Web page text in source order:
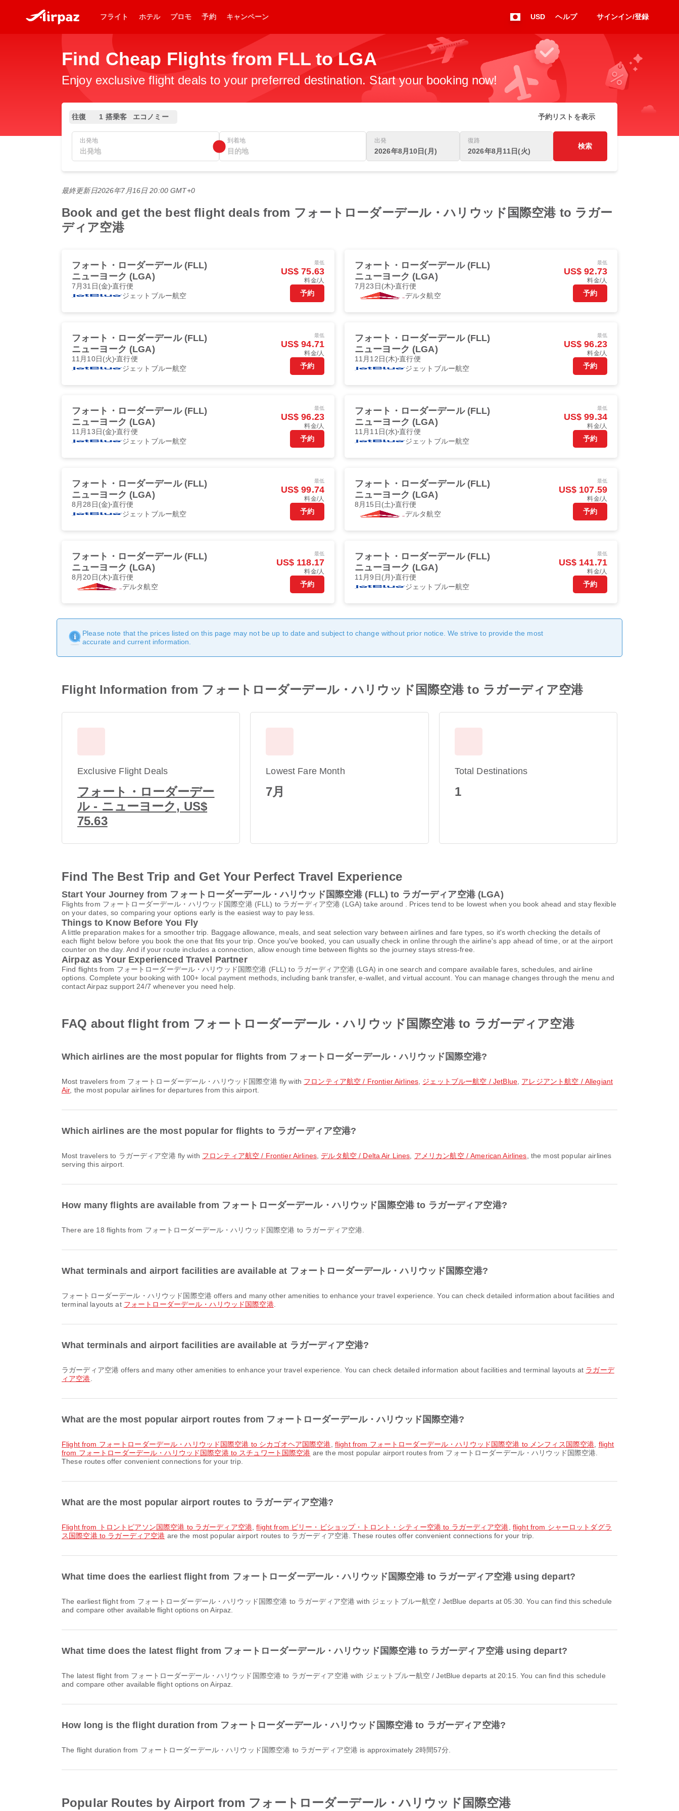
フライト ホテル プロモ 予約 キャンペーン USD ヘルプ サインイン/登録
Find Cheap Flights from FLL to LGA
Enjoy exclusive flight deals to your preferred destination. Start your booking now!
往復 1 搭乗客 エコノミー 予約リストを表示
出発地 到着地 出発
2026年8月10日(月)
復路
2026年8月11日(火)
検索
最終更新日2026年7月16日 20:00 GMT+0
Book and get the best flight deals from フォートローダーデール・ハリウッド国際空港 to ラガー
ディア空港
フォート・ローダーデール (FLL)
ニューヨーク (LGA)
7月31日(金)直行便
ジェットブルー航空
最低
US$ 75.63
料金/人
予約
フォート・ローダーデール (FLL)
ニューヨーク (LGA)
7月23日(木)直行便
デルタ航空
最低
US$ 92.73
料金/人
予約
フォート・ローダーデール (FLL)
ニューヨーク (LGA)
11月10日(火)直行便
ジェットブルー航空
最低
US$ 94.71
料金/人
予約
フォート・ローダーデール (FLL)
ニューヨーク (LGA)
11月12日(木)直行便
ジェットブルー航空
最低
US$ 96.23
料金/人
予約
フォート・ローダーデール (FLL)
ニューヨーク (LGA)
11月13日(金)直行便
ジェットブルー航空
最低
US$ 96.23
料金/人
予約
フォート・ローダーデール (FLL)
ニューヨーク (LGA)
11月11日(水)直行便
ジェットブルー航空
最低
US$ 99.34
料金/人
予約
フォート・ローダーデール (FLL)
ニューヨーク (LGA)
8月28日(金)直行便
ジェットブルー航空
最低
US$ 99.74
料金/人
予約
フォート・ローダーデール (FLL)
ニューヨーク (LGA)
8月15日(土)直行便
デルタ航空
最低
US$ 107.59
料金/人
予約
フォート・ローダーデール (FLL)
ニューヨーク (LGA)
8月20日(木)直行便
デルタ航空
最低
US$ 118.17
料金/人
予約
フォート・ローダーデール (FLL)
ニューヨーク (LGA)
11月9日(月)直行便
ジェットブルー航空
最低
US$ 141.71
料金/人
予約
Please note that the prices listed on this page may not be up to date and subject to change without prior notice. We strive to provide the most
accurate and current information.
Flight Information from フォートローダーデール・ハリウッド国際空港 to ラガーディア空港
Exclusive Flight Deals
フォート・ローダーデー
ル - ニューヨーク, US$
75.63
Lowest Fare Month
7月
Total Destinations
1
Find The Best Trip and Get Your Perfect Travel Experience
Start Your Journey from フォートローダーデール・ハリウッド国際空港 (FLL) to ラガーディア空港 (LGA)
Flights from フォートローダーデール・ハリウッド国際空港 (FLL) to ラガーディア空港 (LGA) take around . Prices tend to be lowest when you book ahead and stay flexible
on your dates, so comparing your options early is the easiest way to pay less.
Things to Know Before You Fly
A little preparation makes for a smoother trip. Baggage allowance, meals, and seat selection vary between airlines and fare types, so it's worth checking the details of
each flight below before you book the one that fits your trip. Once you've booked, you can usually check in online through the airline's app ahead of time, or at the airport
counter on the day. And if your route includes a connection, allow enough time between flights so the journey stays stress-free.
Airpaz as Your Experienced Travel Partner
Find flights from フォートローダーデール・ハリウッド国際空港 (FLL) to ラガーディア空港 (LGA) in one search and compare available fares, schedules, and airline
options. Complete your booking with 100+ local payment methods, including bank transfer, e-wallet, and virtual account. You can manage changes through the menu and
contact Airpaz support 24/7 whenever you need help.
FAQ about flight from フォートローダーデール・ハリウッド国際空港 to ラガーディア空港
Which airlines are the most popular for flights from フォートローダーデール・ハリウッド国際空港?
Most travelers from フォートローダーデール・ハリウッド国際空港 fly with フロンティア航空 / Frontier Airlines ジェットブルー航空 / JetBlue アレジアント航空 / Allegiant
Air, the most popular airlines for departures from this airport.
Which airlines are the most popular for flights to ラガーディア空港?
Most travelers to ラガーディア空港 fly with フロンティア航空 / Frontier Airlines,デルタ航空 / Delta Air Lines アメリカン航空 / American Airlines , the most popular airlines
serving this airport.
How many flights are available from フォートローダーデール・ハリウッド国際空港 to ラガーディア空港?
There are 18 flights from フォートローダーデール・ハリウッド国際空港 to ラガーディア空港.
What terminals and airport facilities are available at フォートローダーデール・ハリウッド国際空港?
フォートローダーデール・ハリウッド国際空港 offers and many other amenities to enhance your travel experience. You can check detailed information about facilities and
terminal layouts at フォートローダーデール・ハリウッド国際空港.
What terminals and airport facilities are available at ラガーディア空港?
ラガーディア空港 offers and many other amenities to enhance your travel experience. You can check detailed information about facilities and terminal layouts at ラガーデ
ィア空港
What are the most popular airport routes from フォートローダーデール・ハリウッド国際空港?
flight from フォートローダーデール・ハリウッド国際空港 to シカゴオヘア国際空港 flight from フォートローダーデール・ハリウッド国際空港 to メンフィス国際空港 flight
from フォートローダーデール・ハリウッド国際空港 to スチュワート国際空港 are the most popular airport routes from フォートローダーデール・ハリウッド国際空港.
These routes offer convenient connections for your trip.
What are the most popular airport routes to ラガーディア空港?
flight from トロントピアソン国際空港 to ラガーディア空港 ,flight from ビリー・ビショップ・トロント・シティー空港 to ラガーディア空港 flight from シャーロットダグラ
ス国際空港 to ラガーディア空港 are the most popular airport routes to ラガーディア空港. These routes offer convenient connections for your trip.
What time does the earliest flight from フォートローダーデール・ハリウッド国際空港 to ラガーディア空港 using depart?
The earliest flight from フォートローダーデール・ハリウッド国際空港 to ラガーディア空港 with ジェットブルー航空 / JetBlue departs at 05:30. You can find this schedule
and compare other available flight options on Airpaz.
What time does the latest flight from フォートローダーデール・ハリウッド国際空港 to ラガーディア空港 using depart?
The latest flight from フォートローダーデール・ハリウッド国際空港 to ラガーディア空港 with ジェットブルー航空 / JetBlue departs at 20:15. You can find this schedule
and compare other available flight options on Airpaz.
How long is the flight duration from フォートローダーデール・ハリウッド国際空港 to ラガーディア空港?
The flight duration from フォートローダーデール・ハリウッド国際空港 to ラガーディア空港 is approximately 2時間57分.
Popular Routes by Airport from フォートローダーデール・ハリウッド国際空港